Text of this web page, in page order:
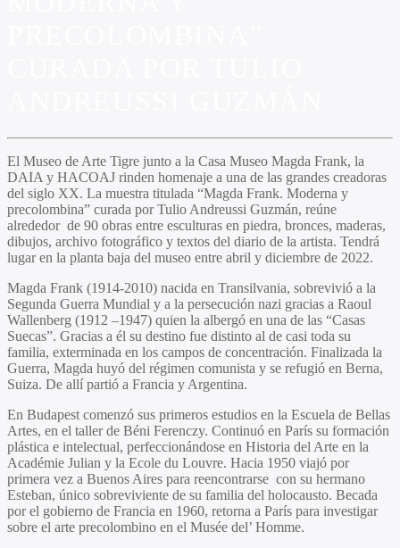
El Museo de Arte Tigre junto a la Casa Museo Magda Frank, la
DAIA y HACOAJ rinden homenaje a una de las grandes creadoras
del siglo XX. La muestra titulada “Magda Frank. Moderna y
precolombina” curada por Tulio Andreussi Guzmán, reúne
alrededor de 90 obras entre esculturas en piedra, bronces, maderas,
dibujos, archivo fotográfico y textos del diario de la artista. Tendrá
lugar en la planta baja del museo entre abril y diciembre de 2022.
Magda Frank (1914-2010) nacida en Transilvania, sobrevivió a la
Segunda Guerra Mundial y a la persecución nazi gracias a Raoul
Wallenberg (1912 –1947) quien la albergó en una de las “Casas
Suecas”. Gracias a él su destino fue distinto al de casi toda su
familia, exterminada en los campos de concentración. Finalizada la
Guerra, Magda huyó del régimen comunista y se refugió en Berna,
Suiza. De allí partió a Francia y Argentina.
En Budapest comenzó sus primeros estudios en la Escuela de Bellas
Artes, en el taller de Béni Ferenczy. Continuó en París su formación
plástica e intelectual, perfeccionándose en Historia del Arte en la
Académie Julian y la Ecole du Louvre. Hacia 1950 viajó por
primera vez a Buenos Aires para reencontrarse con su hermano
Esteban, único sobreviviente de su familia del holocausto. Becada
por el gobierno de Francia en 1960, retorna a París para investigar
sobre el arte precolombino en el Musée del’ Homme.